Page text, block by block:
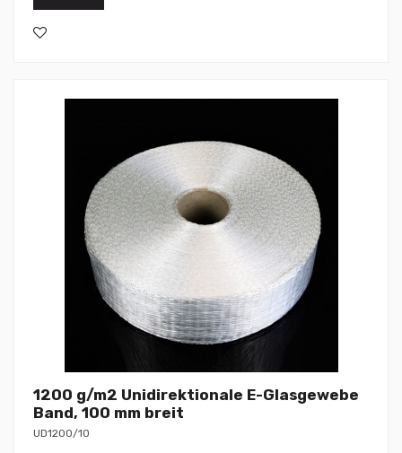
1200 g/m2 Unidirektionale E-Glasgewebe
Band, 100 mm breit
UD1200/10